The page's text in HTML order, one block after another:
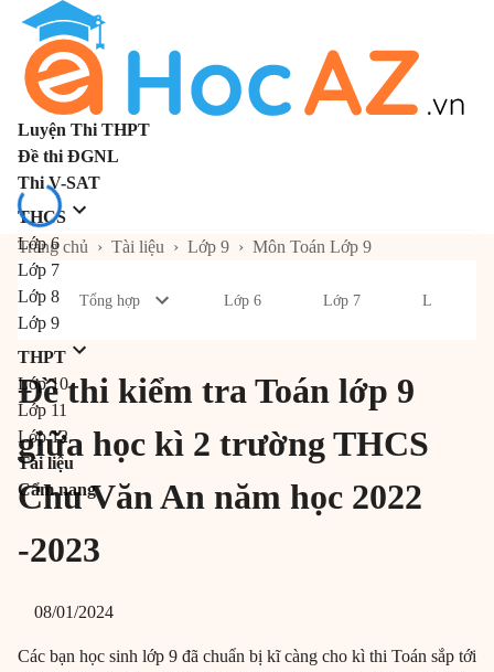
Luyện Thi THPT
Đề thi ĐGNL
Thi V-SAT
THCS
Lớp 6
Lớp 7
Lớp 8
Lớp 9
THPT
Lớp 10
Lớp 11
Lớp 12
Tài liệu
Cẩm nang
Trang chủ › Tài liệu › Lớp 9 › Môn Toán Lớp 9
Tổng hợp Lớp 6 Lớp 7 Lớp 8
Đề thi kiểm tra Toán lớp 9
giữa học kì 2 trường THCS
Chu Văn An năm học 2022
-2023
08/01/2024
Các bạn học sinh lớp 9 đã chuẩn bị kĩ càng cho kì thi Toán sắp tới